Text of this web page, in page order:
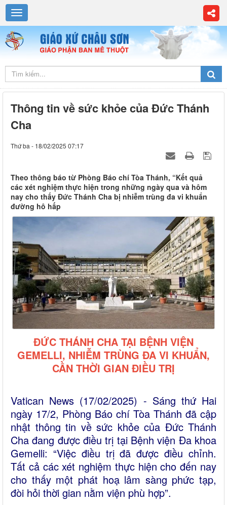
Thông tin về sức khỏe của Đức Thánh
Cha
Thứ ba - 18/02/2025 07:17
Theo thông báo từ Phòng Báo chí Tòa Thánh, “Kết quả
các xét nghiệm thực hiện trong những ngày qua và hôm
nay cho thấy Đức Thánh Cha bị nhiễm trùng đa vi khuẩn
đường hô hấp
ĐỨC THÁNH CHA TẠI BỆNH VIỆN
GEMELLI, NHIỄM TRÙNG ĐA VI KHUẨN,
CẦN THỜI GIAN ĐIỀU TRỊ
Vatican News (17/02/2025) - Sáng thứ Hai
ngày 17/2, Phòng Báo chí Tòa Thánh đã cập
nhật thông tin về sức khỏe của Đức Thánh
Cha đang được điều trị tại Bệnh viện Đa khoa
Gemelli: “Việc điều trị đã được điều chỉnh.
Tất cả các xét nghiệm thực hiện cho đến nay
cho thấy một phát hoạ lâm sàng phức tạp,
đòi hỏi thời gian nằm viện phù hợp”.